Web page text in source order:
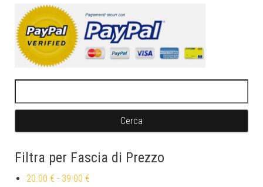
Filtra per Fascia di Prezzo
20.00 € - 39.00 €